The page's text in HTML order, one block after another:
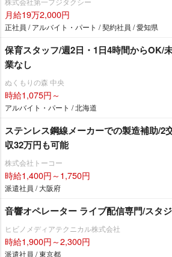
月給19万2,000円
正社員 / アルバイト・パート / 契約社員 / 愛知県
保育スタッフ/週2日・1日4時間からOK/
業なし
ぬくもりの森 中央
時給1,075円～
アルバイト・パート / 北海道
ステンレス鋼線メーカーでの製造補助/2
収32万円も可能
株式会社トーコー
時給1,400円～1,750円
派遣社員 / 大阪府
音響オペレーター ライブ配信専門/スタ
ヒビノメディアテクニカル株式会社
時給1,900円～2,300円
派遣社員 / 東京都